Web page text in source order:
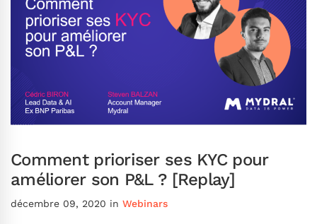
Comment prioriser ses KYC pour
améliorer son P&L ? [Replay]
décembre 09, 2020 in Webinars